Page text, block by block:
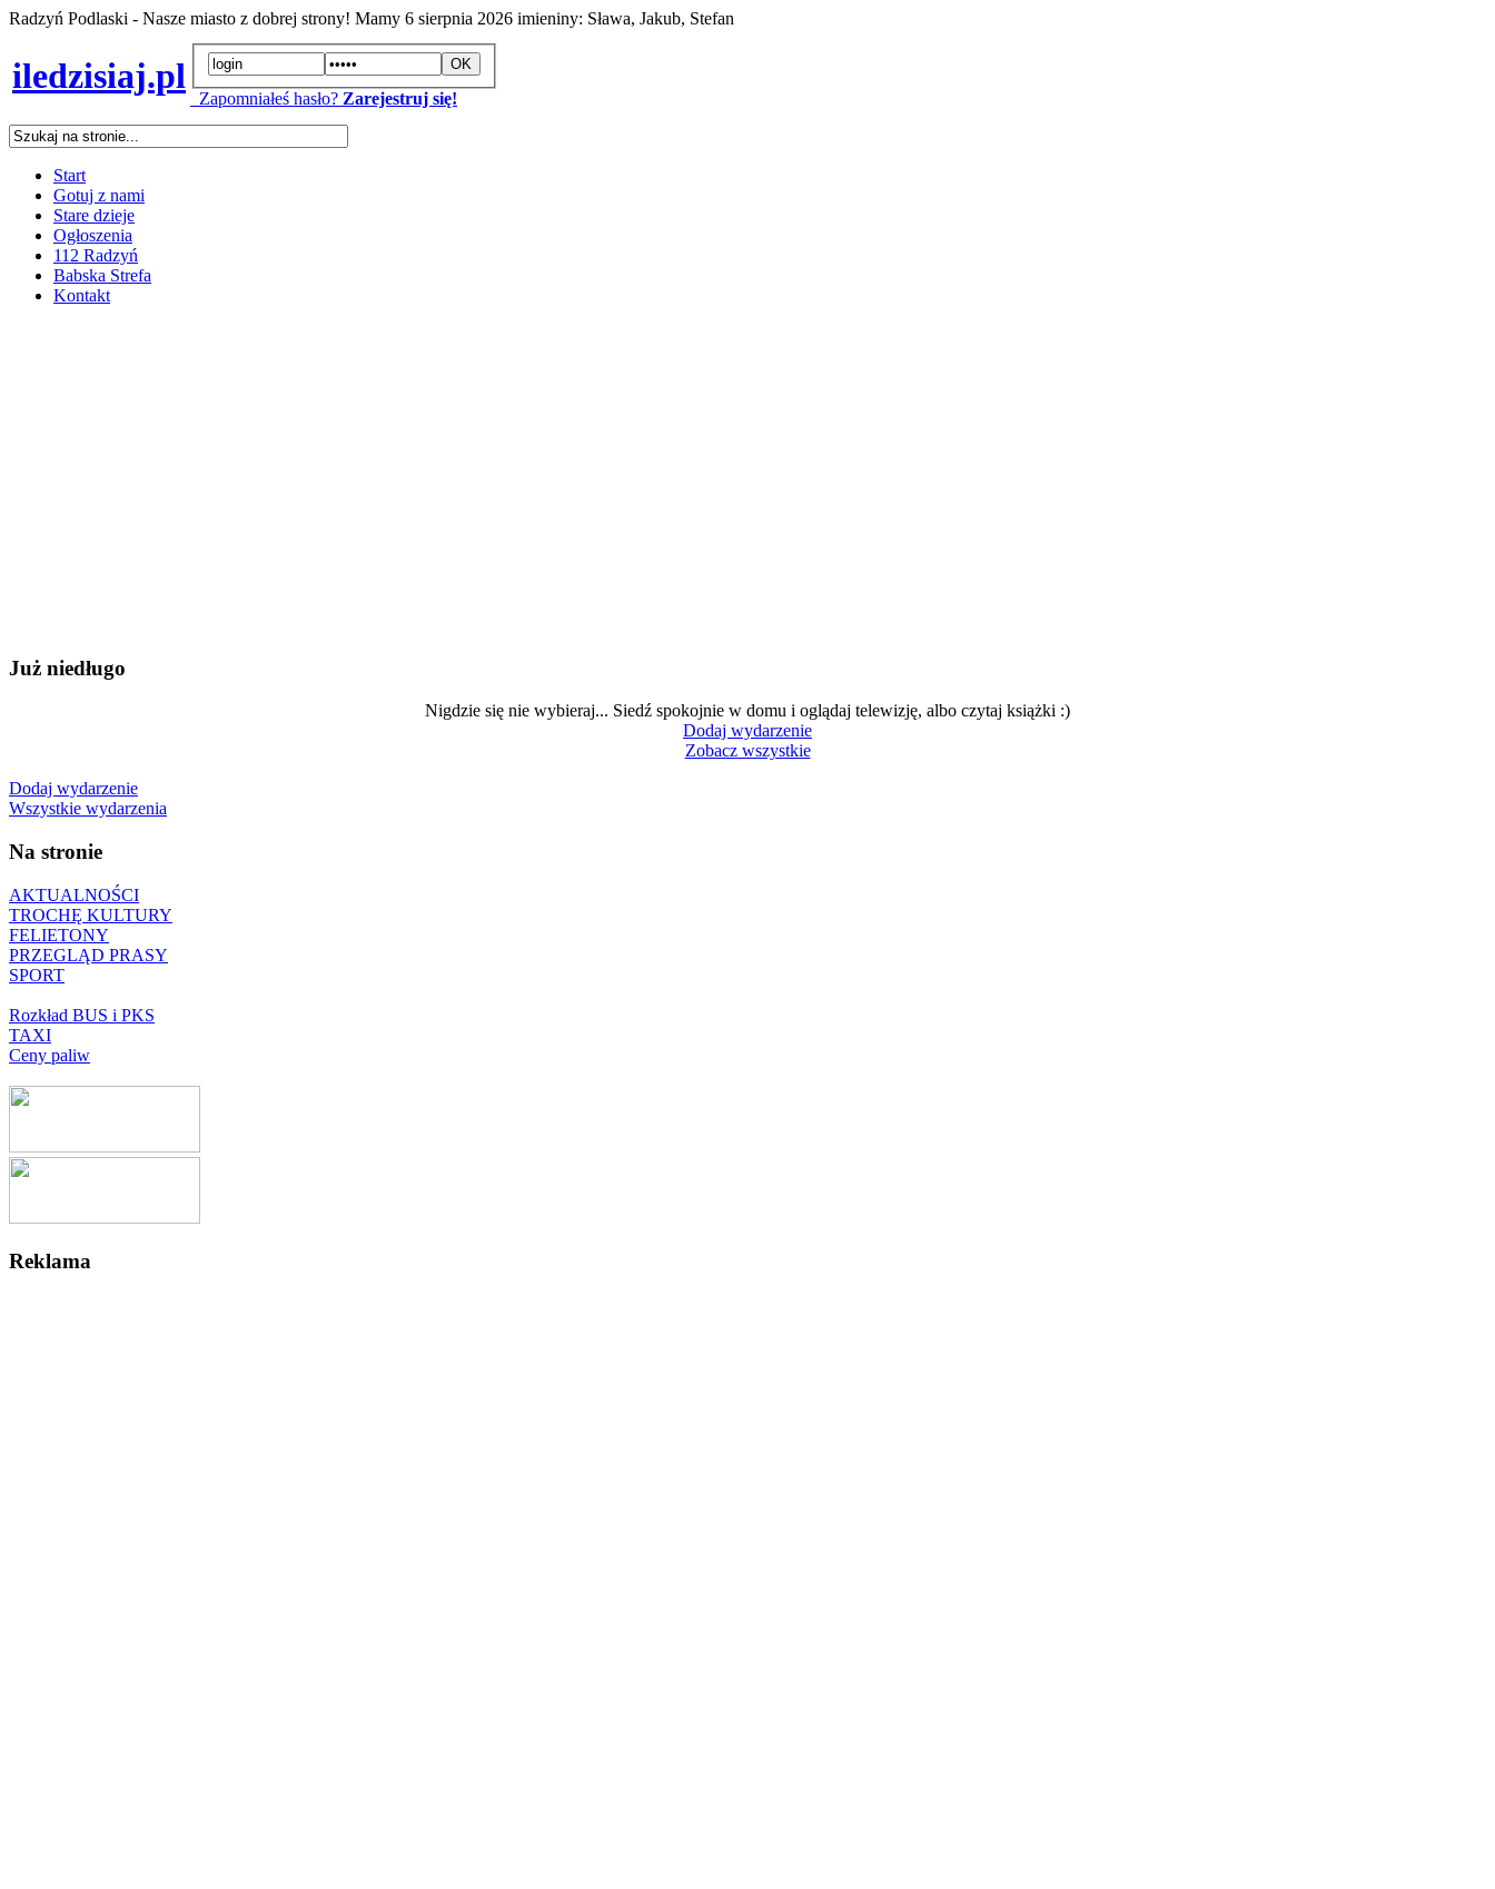
Radzyń Podlaski - Nasze miasto z dobrej strony! Mamy 6 sierpnia 2026 imieniny: Sława, Jakub, Stefan
iledzisiaj.pl
Zapomniałeś hasło? Zarejestruj się!
Start
Gotuj z nami
Stare dzieje
Ogłoszenia
112 Radzyń
Babska Strefa
Kontakt
Już niedługo
Nigdzie się nie wybieraj... Siedź spokojnie w domu i oglądaj telewizję, albo czytaj książki :)
Dodaj wydarzenie
Zobacz wszystkie
Dodaj wydarzenie
Wszystkie wydarzenia
Na stronie
AKTUALNOŚCI
TROCHĘ KULTURY
FELIETONY
PRZEGLĄD PRASY
SPORT
Rozkład BUS i PKS
TAXI
Ceny paliw
Reklama